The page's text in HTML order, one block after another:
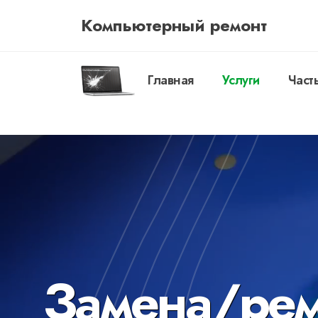
Компьютерный ремонт
Главная Услуги
Замена/